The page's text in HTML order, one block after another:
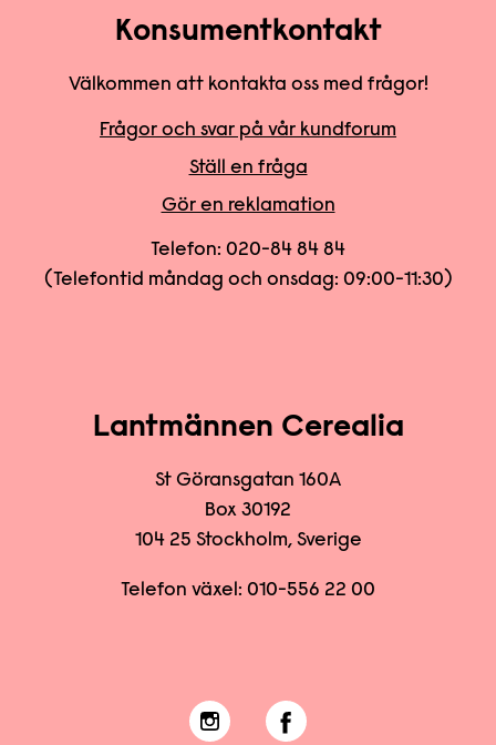
Konsumentkontakt
Välkommen att kontakta oss med frågor!
Frågor och svar på vår kundforum
Ställ en fråga
Gör en reklamation
Telefon: 020-84 84 84
(Telefontid måndag och onsdag: 09:00-11:30)
Lantmännen Cerealia
St Göransgatan 160A
Box 30192
104 25 Stockholm, Sverige
Telefon växel: 010-556 22 00